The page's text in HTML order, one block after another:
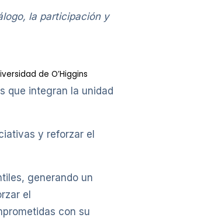
la participación y
de O’Higgins
que integran la unidad
y reforzar el
generando un
el
con su